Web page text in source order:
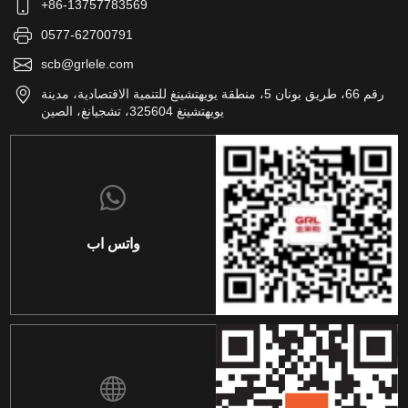
+86-13757783569
0577-62700791
scb@grlele.com
رقم 66، طريق بونان 5، منطقة يويهتشينغ للتنمية الاقتصادية، مدينة
يويهتشينغ 325604، تشجيانغ، الصين
واتس اب